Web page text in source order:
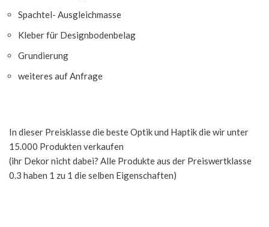
Spachtel- Ausgleichmasse
Kleber für Designbodenbelag
Grundierung
weiteres auf Anfrage
In dieser Preisklasse die beste Optik und Haptik die wir unter
15.000 Produkten verkaufen
(ihr Dekor nicht dabei? Alle Produkte aus der Preiswertklasse
0.3 haben 1 zu 1 die selben Eigenschaften)